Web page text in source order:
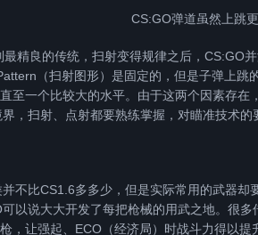
CS:GO弹道虽然上跳
良的传统，扫射变得规律之后，CS:GO
（扫射图形）是固定的，但是子弹上跳
至一个比较大的水平。由于这两个因素存在
，扫射、点射都要熟练掌握，对瞄准技术的
比CS1.6多多少，但是实际常用的武器却
以说大大开发了每把枪械的用武之地。很
，让强起、ECO（经济局）时战斗力得以